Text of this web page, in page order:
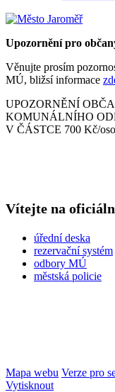
Upozornění pro
Věnujte prosím
MÚ, bližsí informace
UPOZORNĚNÍ
KOMUNÁLNÍHO
V ČÁSTCE 700 Kč/
Vítejte na
úřední deska
rezervační systém
odbory MÚ
městská policie
Mapa webu Verze pro
Vytisknout